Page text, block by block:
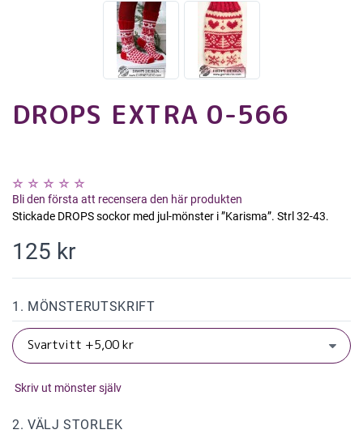
DROPS EXTRA 0-566
Bli den första att recensera den här produkten
Stickade DROPS sockor med jul-mönster i ”Karisma”. Strl 32-43.
125 kr
1. MÖNSTERUTSKRIFT
Skriv ut mönster själv
2. VÄLJ STORLEK